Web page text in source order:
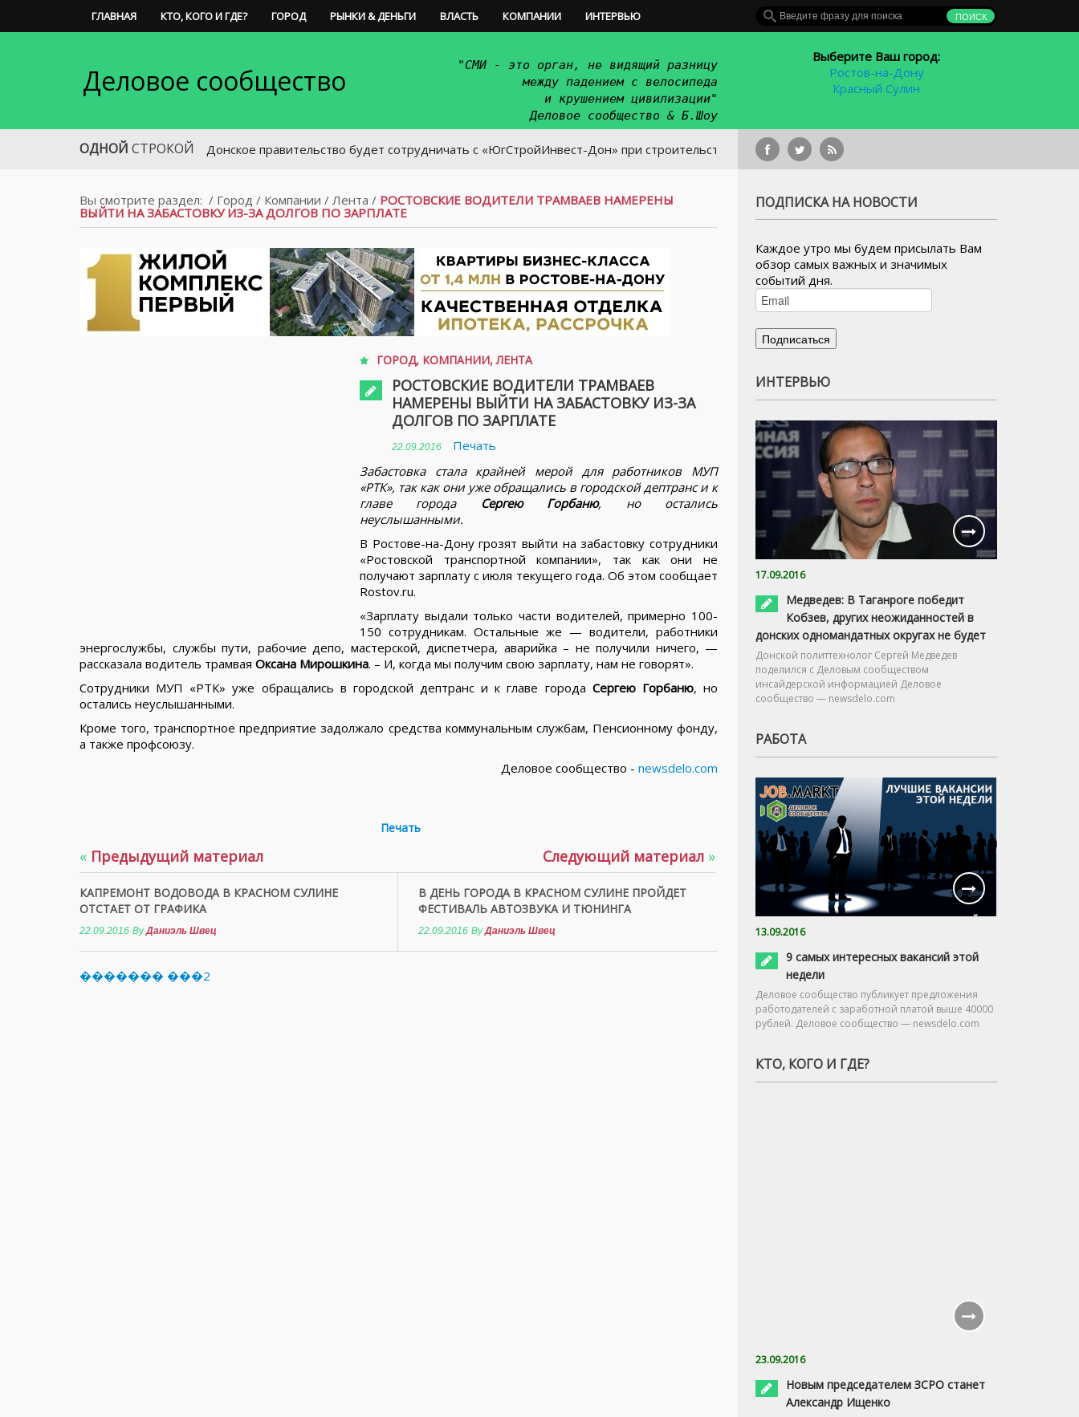
ГЛАВНАЯ КТО, КОГО И ГДЕ? ГОРОД РЫНКИ & ДЕНЬГИ ВЛАСТЬ КОМПАНИИ ИНТЕРВЬЮ
Деловое сообщество
"СМИ - это орган, не видящий разницу
между падением с велосипеда
и крушением цивилизации"
Деловое сообщество & Б.Шоу
Выберите Ваш город:
Ростов-на-Дону
Красный Сулин
ОДНОЙ СТРОКОЙ
Донское правительство будет сотрудничать с «ЮгСтройИнвест-Дон» при строительстве микрорайона «Красный Аксай»
Вы смотрите раздел: / Город / Компании / Лента / РОСТОВСКИЕ ВОДИТЕЛИ ТРАМВАЕВ НАМЕРЕНЫ
ВЫЙТИ НА ЗАБАСТОВКУ ИЗ-ЗА ДОЛГОВ ПО ЗАРПЛАТЕ
ГОРОД, КОМПАНИИ,ЛЕНТА
РОСТОВСКИЕ ВОДИТЕЛИ ТРАМВАЕВ
НАМЕРЕНЫ ВЫЙТИ НА ЗАБАСТОВКУ ИЗ-ЗА
ДОЛГОВ ПО ЗАРПЛАТЕ
22.09.2016
Печать
Забастовка стала крайней мерой для работников МУП
«РТК», так как они уже обращались в городской дептранс и к
главе города
Сергею Горбаню, но остались
неуслышанными.
В Ростове-на-Дону грозят выйти на забастовку сотрудники
«Ростовской транспортной компании», так как они не
получают зарплату с июля текущего года. Об этом сообщает
Rostov.ru.
«Зарплату выдали только части водителей, примерно 100-
150 сотрудникам. Остальные же — водители, работники
энергослужбы, службы пути, рабочие депо, мастерской, диспетчера, аварийка – не получили ничего, —
рассказала водитель трамвая Оксана Мирошкина. – И, когда мы получим свою зарплату, нам не говорят».
Сотрудники МУП «РТК» уже обращались в городской дептранс и к главе города Сергею Горбаню, но
остались неуслышанными.
Кроме того, транспортное предприятие задолжало средства коммунальным службам, Пенсионному фонду,
а также профсоюзу.
Деловое сообщество - newsdelo.com
Печать
« Предыдущий материал
КАПРЕМОНТ ВОДОВОДА В КРАСНОМ СУЛИНЕ
ОТСТАЕТ ОТ ГРАФИКА
22.09.2016 ByДаниэль Швец
Следующий материал »
В ДЕНЬ ГОРОДА В КРАСНОМ СУЛИНЕ ПРОЙДЕТ
ФЕСТИВАЛЬ АВТОЗВУКА И ТЮНИНГА
22.09.2016 ByДаниэль Швец
������� ���2
ПОДПИСКА НА НОВОСТИ
Каждое утро мы будем присылать Вам
обзор самых важных и значимых
событий дня.
ИНТЕРВЬЮ
17.09.2016
Медведев: В Таганроге победит
Кобзев, других неожиданностей в
донских одномандатных округах не будет
Донской политтехнолог Сергей Медведев
поделился с Деловым сообществом
инсайдерской информацией Деловое
сообщество — newsdelo.com
РАБОТА
13.09.2016
9 самых интересных вакансий этой
недели
Деловое сообщество публикует предложения
работодателей с заработной платой выше 40000
рублей. Деловое сообщество — newsdelo.com
КТО, КОГО И ГДЕ?
23.09.2016
Новым председателем ЗСРО станет
Александр Ищенко